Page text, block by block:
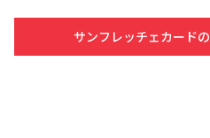
サンフレッチェカード